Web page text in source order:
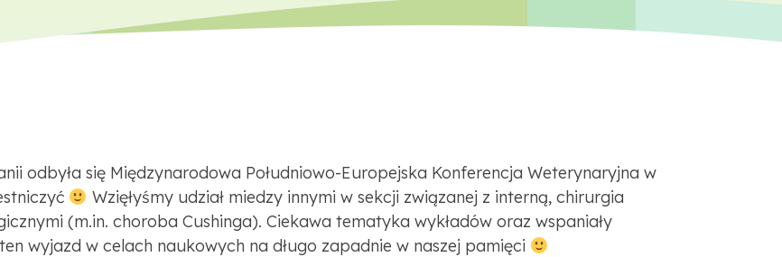
odbyła się Międzynarodowa Południowo-Europejska Konferencja Weterynaryjna w
Wzięłyśmy udział miedzy innymi w sekcji związanej z interną, chirurgia
(m.in. choroba Cushinga). Ciekawa tematyka wykładów oraz wspaniały
wyjazd w celach naukowych na długo zapadnie w naszej pamięci